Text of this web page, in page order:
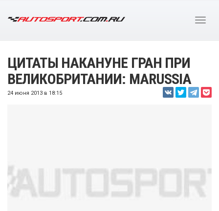
ЦИТАТЫ НАКАНУНЕ ГРАН ПРИ
ВЕЛИКОБРИТАНИИ: MARUSSIA
24 июня 2013 в 18:15